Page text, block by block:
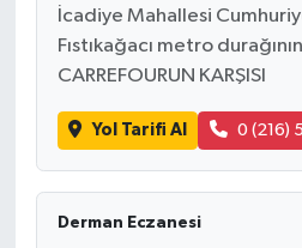
İcadiye Mahallesi
Fıstıkağacı metro
CARREFOURUN KARŞISI
Yol Tarifi Al 0 (216)
Derman Eczanesi